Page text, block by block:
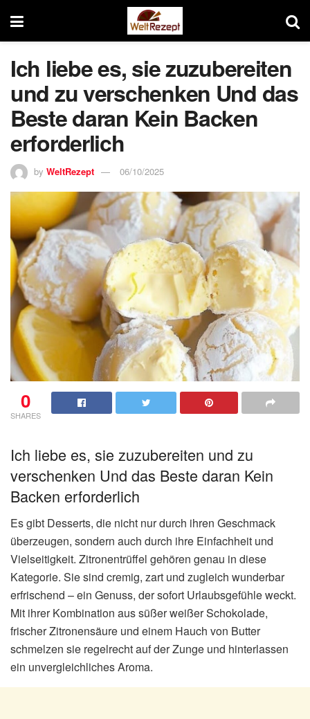
Ich liebe es, sie zuzubereiten
und zu verschenken Und das
Beste daran Kein Backen
erforderlich
by WeltRezept 06/10/2025
0
SHARES
Ich liebe es, sie zuzubereiten und zu
verschenken Und das Beste daran Kein
Backen erforderlich
Es gibt Desserts, die nicht nur durch ihren Geschmack
überzeugen, sondern auch durch ihre Einfachheit und
Vielseitigkeit. Zitronentrüffel gehören genau in diese
Kategorie. Sie sind cremig, zart und zugleich wunderbar
erfrischend – ein Genuss, der sofort Urlaubsgefühle weckt.
Mit ihrer Kombination aus süßer weißer Schokolade,
frischer Zitronensäure und einem Hauch von Butter
schmelzen sie regelrecht auf der Zunge und hinterlassen
ein unvergleichliches Aroma.